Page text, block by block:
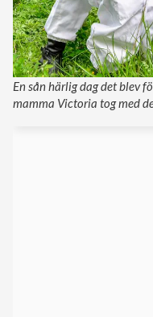
En sån härlig dag det blev
mamma Victoria tog med